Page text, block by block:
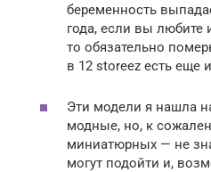
беременность
года, если вы любите
то обязательно
в 12 storeez есть еще
Эти модели я нашла
модные, но, к
миниатюрных — не
могут подойти и,